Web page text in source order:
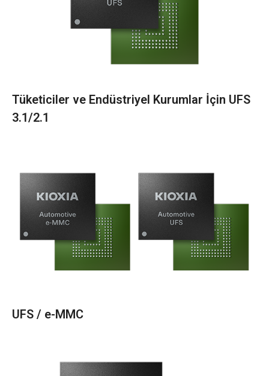
Tüketiciler ve Endüstriyel Kurumlar İçin UFS
3.1/2.1
UFS / e-MMC